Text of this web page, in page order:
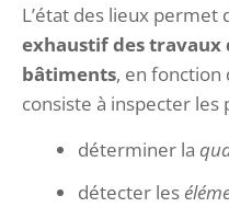
L’état des lieux permet
exhaustif des travaux
bâtiments, en fonction
consiste à inspecter les
déterminer la
détecter les